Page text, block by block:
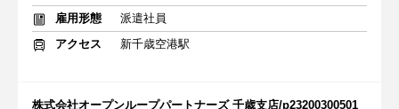
雇用形態
派遣社員
アクセス
新千歳空港駅
株式会社オープンループパートナーズ 千歳支店/p23200300501